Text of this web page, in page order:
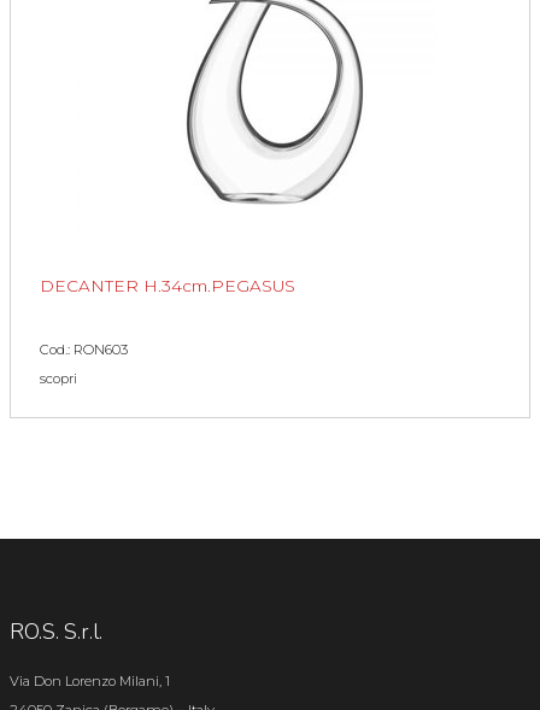
DECANTER H.34cm.PEGASUS
Cod.: RON603
scopri
RO.S. S.r.l.
Via Don Lorenzo Milani, 1